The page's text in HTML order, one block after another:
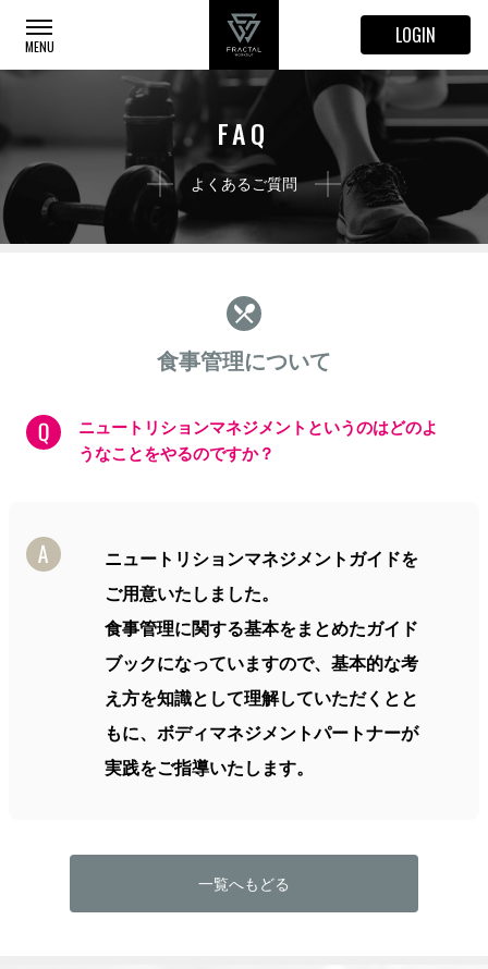
LOGIN
FAQ
よくあるご質問
食事管理について
ニュートリションマネジメントというのはどのよ
うなことをやるのですか？
ニュートリションマネジメントガイドを
ご用意いたしました。
食事管理に関する基本をまとめたガイド
ブックになっていますので、基本的な考
え方を知識として理解していただくとと
もに、ボディマネジメントパートナーが
実践をご指導いたします。
一覧へもどる